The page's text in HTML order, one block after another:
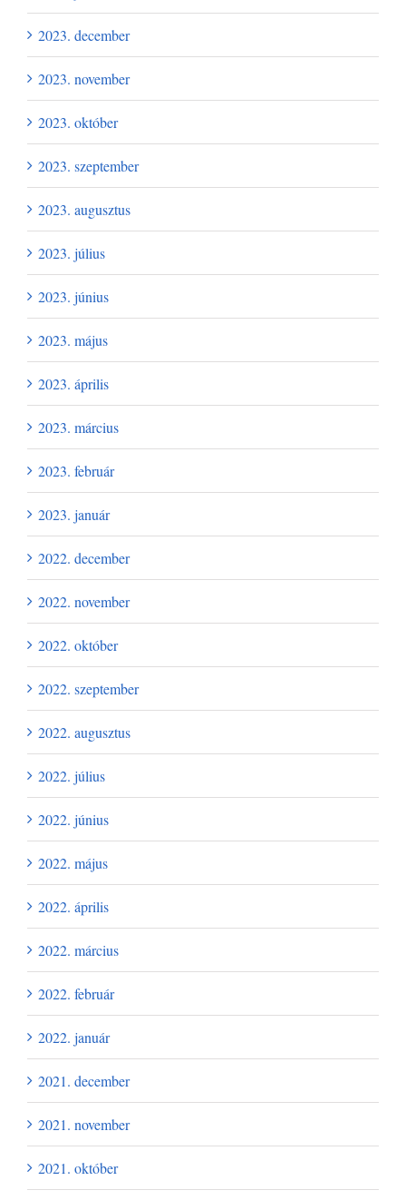
2023. december
2023. november
2023. október
2023. szeptember
2023. augusztus
2023. július
2023. június
2023. május
2023. április
2023. március
2023. február
2023. január
2022. december
2022. november
2022. október
2022. szeptember
2022. augusztus
2022. július
2022. június
2022. május
2022. április
2022. március
2022. február
2022. január
2021. december
2021. november
2021. október